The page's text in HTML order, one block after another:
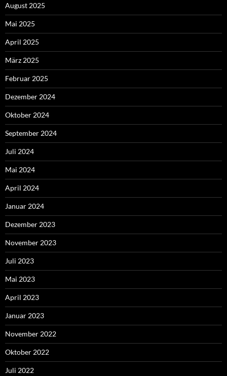
August 2025
Mai 2025
April 2025
März 2025
Februar 2025
Dezember 2024
Oktober 2024
September 2024
Juli 2024
Mai 2024
April 2024
Januar 2024
Dezember 2023
November 2023
Juli 2023
Mai 2023
April 2023
Januar 2023
November 2022
Oktober 2022
Juli 2022